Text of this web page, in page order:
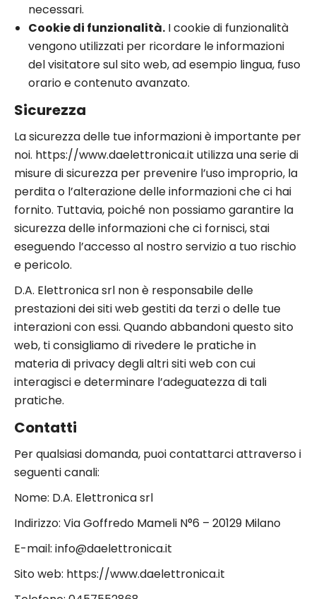
necessari.
Cookie di funzionalità. I cookie di funzionalità
vengono utilizzati per ricordare le informazioni
del visitatore sul sito web, ad esempio lingua, fuso
orario e contenuto avanzato.
Sicurezza
La sicurezza delle tue informazioni è importante per
noi. https://www.daelettronica.it utilizza una serie di
misure di sicurezza per prevenire l’uso improprio, la
perdita o l’alterazione delle informazioni che ci hai
fornito. Tuttavia, poiché non possiamo garantire la
sicurezza delle informazioni che ci fornisci, stai
eseguendo l’accesso al nostro servizio a tuo rischio
e pericolo.
D.A. Elettronica srl non è responsabile delle
prestazioni dei siti web gestiti da terzi o delle tue
interazioni con essi. Quando abbandoni questo sito
web, ti consigliamo di rivedere le pratiche in
materia di privacy degli altri siti web con cui
interagisci e determinare l’adeguatezza di tali
pratiche.
Contatti
Per qualsiasi domanda, puoi contattarci attraverso i
seguenti canali:
Nome: D.A. Elettronica srl
Indirizzo: Via Goffredo Mameli N°6 – 20129 Milano
E-mail: info@daelettronica.it
Sito web: https://www.daelettronica.it